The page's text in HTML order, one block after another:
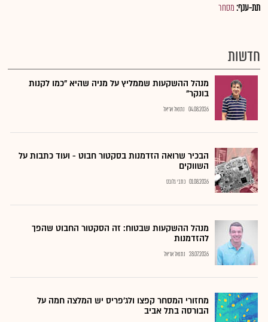
תת-ענף:מסחר
חדשות
מנהל ההשקעות שממליץ על מניה שהיא "כמו לקנות
בונקר"
04.08.2026 נתנאל אריאל
הבכיר שרואה הזדמנות בסקטור חבוט - ועוד כתבות על
השווקים
01.08.2026 כתבי גלובס
מנהל ההשקעות שבטוח: זה הסקטור החבוט שהפך
להזדמנות
28.07.2026 נתנאל אריאל
מחזורי המסחר קפצו ולג'פריס יש המלצה חמה על
הבורסה בתל אביב